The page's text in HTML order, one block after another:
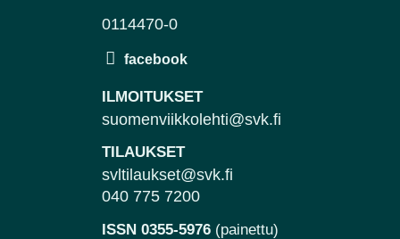
0114470-0
ILMOITUKSET
suomenviikkolehti@svk.fi
TILAUKSET
svltilaukset@svk.fi
040 775 7200
ISSN 0355-5976 (painettu)